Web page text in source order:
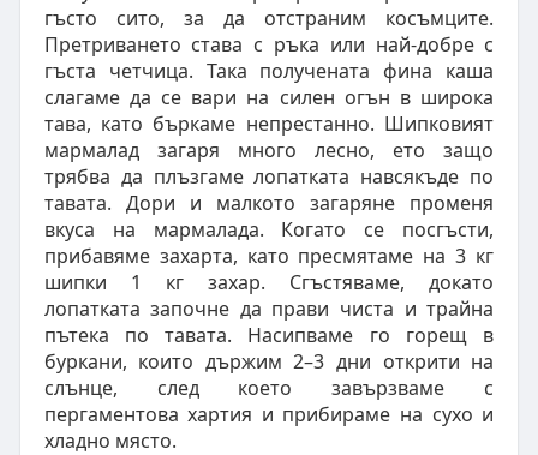
гъсто сито, за да отстраним косъмците.
Претриването става с ръка или най-добре с
гъста четчица. Така получената фина каша
слагаме да се вари на силен огън в широка
тава, като бъркаме непрестанно. Шипковият
мармалад загаря много лесно, ето защо
трябва да плъзгаме лопатката навсякъде по
тавата. Дори и малкото загаряне променя
вкуса на мармалада. Когато се посгъсти,
прибавяме захарта, като пресмятаме на 3 кг
шипки 1 кг захар. Сгъстяваме, докато
лопатката започне да прави чиста и трайна
пътека по тавата. Насипваме го горещ в
буркани, които държим 2–3 дни открити на
слънце, след което завързваме с
пергаментова хартия и прибираме на сухо и
хладно място.